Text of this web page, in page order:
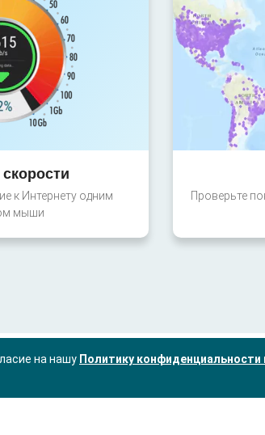
к Интернету одним
мыши
Проверьте
на нашу Политику